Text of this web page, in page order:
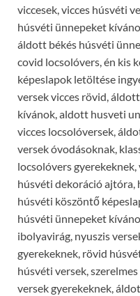
viccesek, vicces húsvéti
húsvéti ünnepeket
áldott békés húsvéti
covid locsolóvers, én kis
képeslapok letöltése
versek vicces rövid,
kívánok, aldott husveti
vicces locsolóversek,
versek óvodásoknak,
locsolóvers
húsvéti dekoráció ajtóra,
húsvéti köszöntő
húsvéti ünnepeket
ibolyavirág, nyuszis
gyerekeknek, rövid
húsvéti versek,
versek gyerekeknek,